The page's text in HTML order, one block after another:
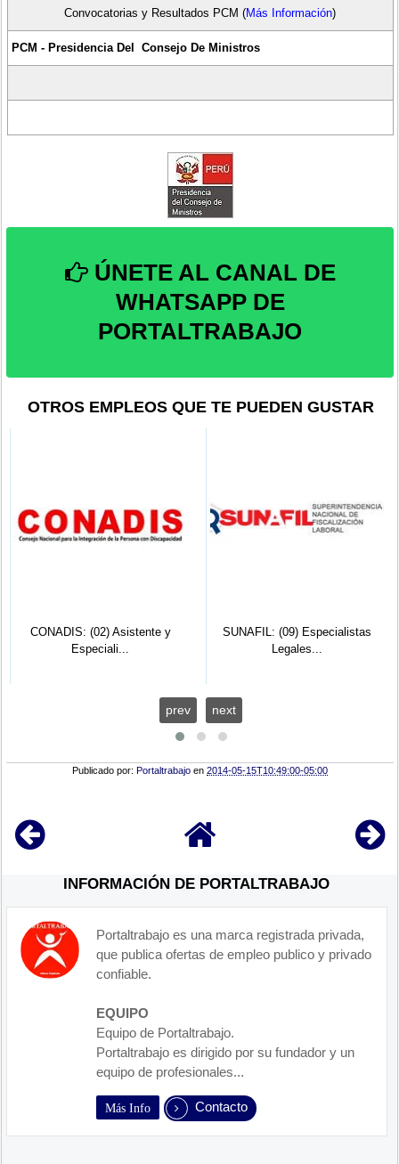
Convocatorias y Resultados PCM (Más Información)
PCM - Presidencia Del Consejo De Ministros
ÚNETE AL CANAL DE
WHATSAPP DE
PORTALTRABAJO
OTROS EMPLEOS QUE TE PUEDEN GUSTAR
CONADIS: (02) Asistente y
Especiali...
SUNAFIL: (09) Especialistas
Legales...
prev next
Publicado por:Portaltrabajo en2014-05-15T10:49:00-05:00
INFORMACIÓN DE PORTALTRABAJO
Portaltrabajo es una marca registrada privada,
que publica ofertas de empleo publico y privado
confiable.
EQUIPO
Equipo de Portaltrabajo.
Portaltrabajo es dirigido por su fundador y un
equipo de profesionales...
Más Info Contacto